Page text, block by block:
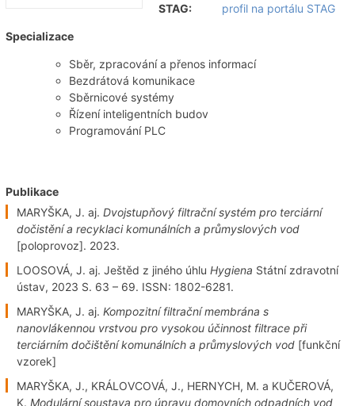
STAG:
profil na portálu STAG
Specializace
Sběr, zpracování a přenos informací
Bezdrátová komunikace
Sběrnicové systémy
Řízení inteligentních budov
Programování PLC
Publikace
MARYŠKA, J. aj. Dvojstupňový filtrační systém pro terciární
dočistění a recyklaci komunálních a průmyslových vod
[poloprovoz]. 2023.
LOOSOVÁ, J. aj. Ještěd z jiného úhlu Hygiena Státní zdravotní
ústav, 2023 S. 63 – 69. ISSN: 1802-6281.
MARYŠKA, J. aj. Kompozitní filtrační membrána s
nanovlákennou vrstvou pro vysokou účinnost filtrace při
terciárním dočištění komunálních a průmyslových vod[funkční
vzorek]
MARYŠKA, J., KRÁLOVCOVÁ, J., HERNYCH, M. a KUČEROVÁ,
K. Modulární soustava pro úpravu domovních odpadních vod